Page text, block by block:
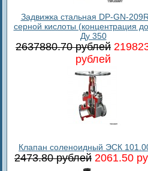
Задвижка стальная DP-GN-
серной кислоты (концентрация
Ду 350
2637880.70 рублей
рублей
Клапан соленоидный ЭСК
2473.80 рублей 2061.50